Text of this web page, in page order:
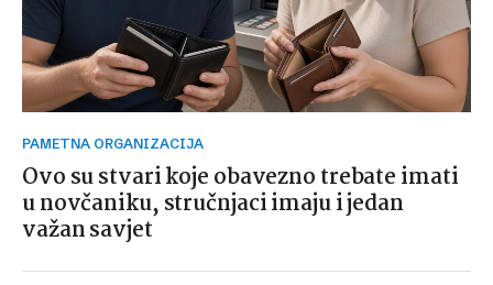
PAMETNA ORGANIZACIJA
Ovo su stvari koje obavezno trebate imati
u novčaniku, stručnjaci imaju i jedan
važan savjet